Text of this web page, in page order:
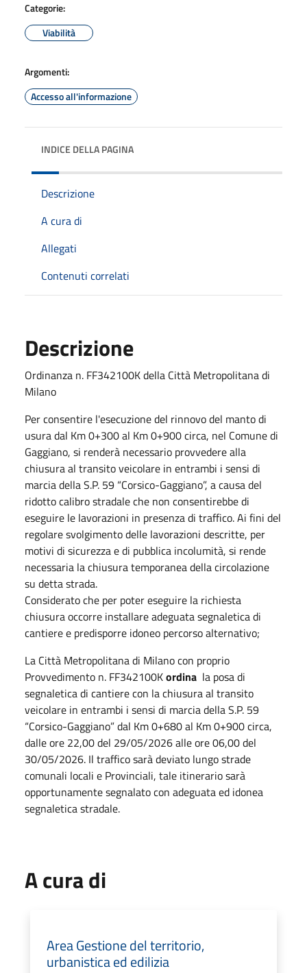
Categorie:
Viabilità
Argomenti:
Accesso all'informazione
INDICE DELLA PAGINA
Descrizione
A cura di
Allegati
Contenuti correlati
Descrizione
Ordinanza n. FF342100K della Città Metropolitana di
Milano
Per consentire l'esecuzione del rinnovo del manto di
usura dal Km 0+300 al Km 0+900 circa, nel Comune di
Gaggiano, si renderà necessario provvedere alla
chiusura al transito veicolare in entrambi i sensi di
marcia della S.P. 59 “Corsico-Gaggiano”, a causa del
ridotto calibro stradale che non consentirebbe di
eseguire le lavorazioni in presenza di traffico. Ai fini del
regolare svolgimento delle lavorazioni descritte, per
motivi di sicurezza e di pubblica incolumità, si rende
necessaria la chiusura temporanea della circolazione
su detta strada.
Considerato che per poter eseguire la richiesta
chiusura occorre installare adeguata segnaletica di
cantiere e predisporre idoneo percorso alternativo;
La Città Metropolitana di Milano con proprio
Provvedimento n. FF342100Kordina la posa di
segnaletica di cantiere con la chiusura al transito
veicolare in entrambi i sensi di marcia della S.P. 59
“Corsico-Gaggiano” dal Km 0+680 al Km 0+900 circa,
dalle ore 22,00 del 29/05/2026 alle ore 06,00 del
30/05/2026. Il traffico sarà deviato lungo strade
comunali locali e Provinciali, tale itinerario sarà
opportunamente segnalato con adeguata ed idonea
segnaletica stradale.
A cura di
Area Gestione del territorio,
urbanistica ed edilizia